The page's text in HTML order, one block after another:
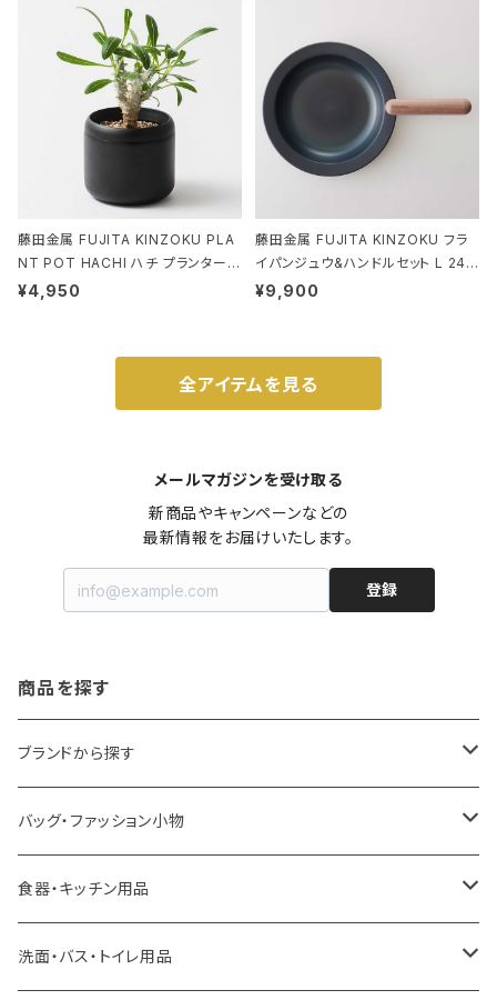
ド.ピーナッツ-0P 3Dグラス
藤田金属 FUJITA KINZOKU PLA
NT POT HACHI ハチ プランターポ
ット 3号 ブラック
¥4,950
藤田金属 FUJITA KINZOKU フラ
イパンジュウ&ハンドルセット L 24c
m ガス火・IH対応 鉄フライパン ウォ
¥9,900
全アイテムを見る
メールマガジンを受け取る
新商品やキャンペーンなどの
最新情報をお届けいたします。
登録
商品を探す
ブランドから探す
LOQI
ideaco
a.depeche
バッグ・ファッション小物
エコバッグ
アクセサリー
食器・キッチン用品
キッチンラック
洗面・バス・トイレ用品